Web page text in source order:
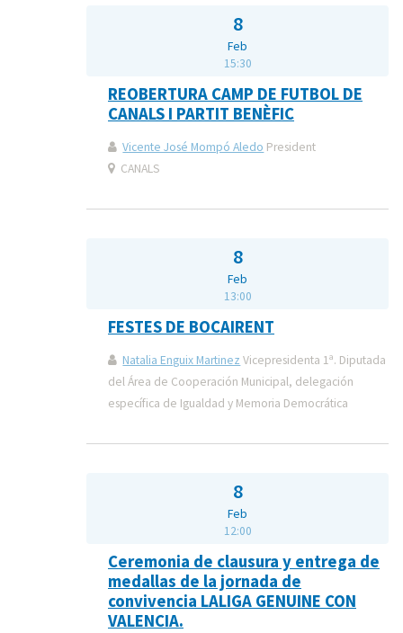
8
Feb
15:30
REOBERTURA CAMP DE FUTBOL DE
CANALS I PARTIT BENÈFIC
Vicente José Mompó Aledo President
CANALS
8
Feb
13:00
FESTES DE BOCAIRENT
Natalia Enguix Martinez Vicepresidenta 1ª. Diputada
del Área de Cooperación Municipal, delegación
específica de Igualdad y Memoria Democrática
8
Feb
12:00
Ceremonia de clausura y entrega de
medallas de la jornada de
convivencia LALIGA GENUINE CON
VALENCIA.